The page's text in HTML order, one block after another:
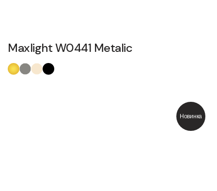
Maxlight W0441 Metalic
Новинка